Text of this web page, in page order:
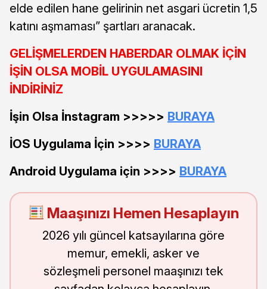
elde edilen hane gelirinin net asgari ücretin 1,5
katını aşmaması” şartları aranacak.
GELİŞMELERDEN HABERDAR OLMAK İÇİN
İŞİN OLSA MOBİL UYGULAMASINI
İNDİRİNİZ
İşin Olsa İnstagram >>>>> BURAYA
İOS Uygulama İçin >>>> BURAYA
Android Uygulama için >>>> BURAYA
Maaşınızı Hemen Hesaplayın
2026 yılı güncel katsayılarına göre
memur, emekli, asker ve
sözleşmeli personel maaşınızı tek